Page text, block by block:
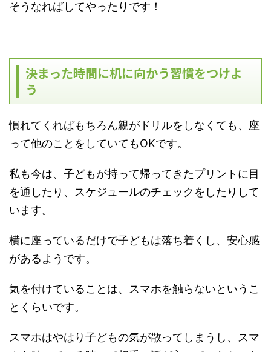
そうなればしてやったりです！
決まった時間に机に向かう習慣をつけよ
う
慣れてくればもちろん親がドリルをしなくても、座
って他のことをしていてもOKです。
私も今は、子どもが持って帰ってきたプリントに目
を通したり、スケジュールのチェックをしたりして
います。
横に座っているだけで子どもは落ち着くし、安心感
があるようです。
気を付けていることは、 スマホを触らないというこ
とくらいです。
スマホはやはり子どもの気が散ってしまうし、スマ